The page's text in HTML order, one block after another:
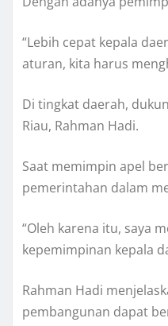
“Lebih cepat kepala
aturan, kita harus
Di tingkat daerah,
Riau, Rahman Hadi.
Saat memimpin apel
pemerintahan dalam
“Oleh karena itu, saya
kepemimpinan kepala
Rahman Hadi
pembangunan dapat